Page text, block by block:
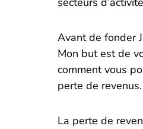
Avant de fonder
Mon but est de
comment vous
perte de revenus.
La perte de